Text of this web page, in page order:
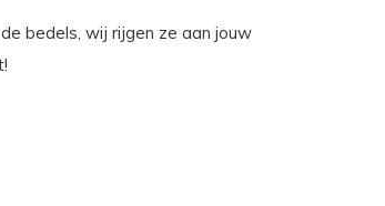
bedels, wij rijgen ze aan jouw